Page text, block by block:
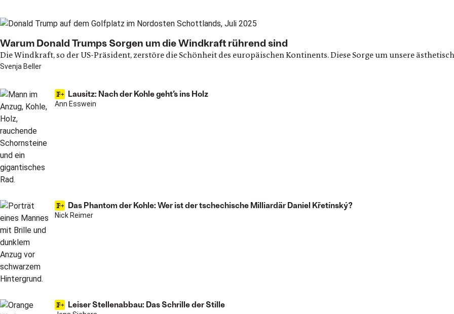
Main articles
Warum Donald Trumps Sorgen um die Windkraft rührend sind
Die Windkraft, so der US-Präsident, zerstöre die Schönheit des europäischen Kontinents. Diese Sorge um unsere
Svenja Beller
Lausitz: Nach der Kohle geht’s ins Holz
Ann Esswein
Das Phantom der Kohle: Wer ist der tschechische Milliardär Daniel Křetínský?
Nick Reimer
Leiser Stellenabbau: Das Schrille der Stille